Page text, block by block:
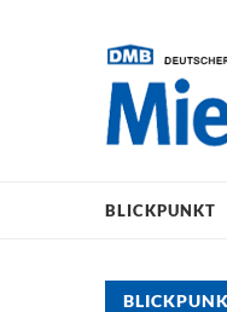
BLICKPUNKT